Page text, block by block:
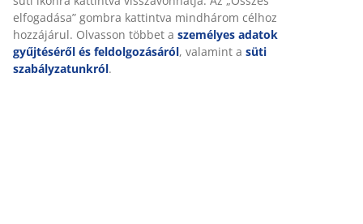
elfogadása” gombra kattintva mindhárom célhoz
hozzájárul. Olvasson többet a személyes adatok
gyűjtéséről és feldolgozásáról, valamint a süti
szabályzatunkról.